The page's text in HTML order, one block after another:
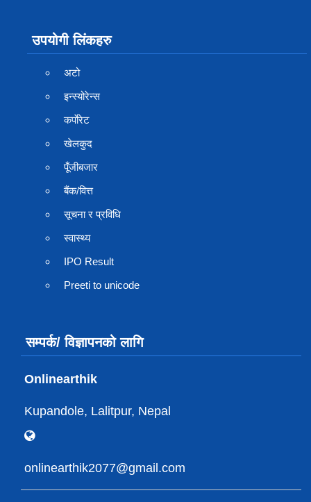
उपयोगी लिंकहरु
अटो
इन्स्योरेन्स
कर्पाेरेट
खेलकुद
पूँजीबजार
बैंक/वित्त
सूचना र प्रविधि
स्वास्थ्य
IPO Result
Preeti to unicode
सम्पर्क/ विज्ञापनको लागि
Onlinearthik
Kupandole, Lalitpur, Nepal
onlinearthik2077@gmail.com